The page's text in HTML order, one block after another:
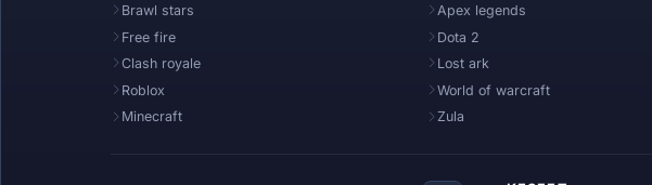
Brawl stars
Free fire
Clash royale
Roblox
Minecraft
Apex legends
Dota 2
Lost ark
World of warcraft
Zula